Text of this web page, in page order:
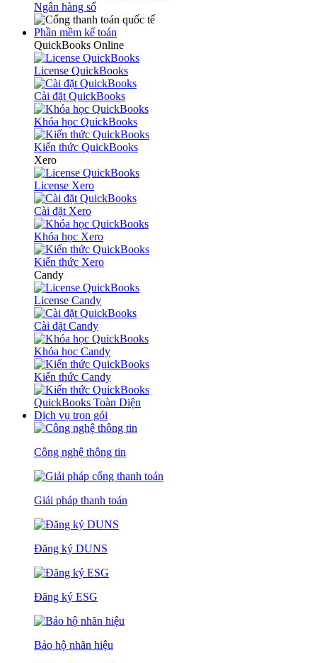
Ngân hàng số
Phần mềm kế toán
QuickBooks Online
License QuickBooks
Cài đặt QuickBooks
Khóa học QuickBooks
Kiến thức QuickBooks
Xero
License Xero
Cài đặt Xero
Khóa học Xero
Kiến thức Xero
Candy
License Candy
Cài đặt Candy
Khóa học Candy
Kiến thức Candy
QuickBooks Toàn Diện
Dịch vụ trọn gói
Công nghệ thông tin
Giải pháp thanh toán
Đăng ký DUNS
Đăng ký ESG
Bảo hộ nhãn hiệu